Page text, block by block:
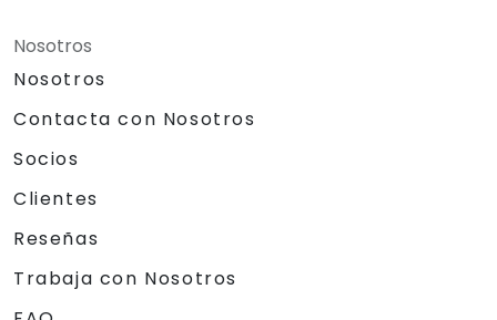
Nosotros
Nosotros
Contacta con Nosotros
Socios
Clientes
Reseñas
Trabaja con Nosotros